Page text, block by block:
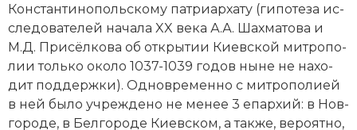
Кон­стан­ти­но­поль­ско­му пат­ри­ар­ха­ту (ги­по­те­за ис­
сле­до­ва­те­лей начала XX века А.А. Шах­ма­то­ва и
М.Д. При­сёл­ко­ва об от­кры­тии Ки­ев­ской ми­тро­по­
лии толь­ко около 1037-1039 годов ны­не не на­хо­
дит под­де­рж­ки). Од­но­вре­мен­но с мит­ро­по­ли­ей
в ней бы­ло уч­ре­ж­де­но не ме­нее 3 епар­хий: в Нов­
го­ро­де, в Бел­го­ро­де Ки­ев­ском, а так­же, ве­ро­ят­но,